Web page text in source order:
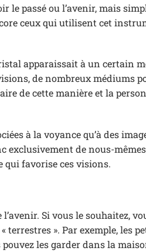
le passé ou l’avenir, mais
ceux qui utilisent cet
apparaissait à un certain
de nombreux médiums
de cette manière et la
à la voyance qu’à des
exclusivement de nous-
qui favorise ces visions.
Si vous le souhaitez,
». Par exemple, les
pouvez les garder dans la